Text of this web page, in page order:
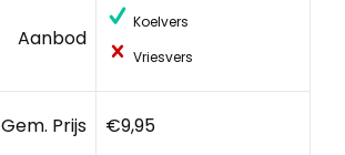
Aanbod
Koelvers
Vriesvers
Gem. Prijs €9,95